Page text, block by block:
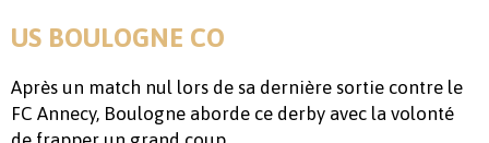
US BOULOGNE CO
Après un match nul lors de sa dernière sortie contre le
FC Annecy, Boulogne aborde ce derby avec la volonté